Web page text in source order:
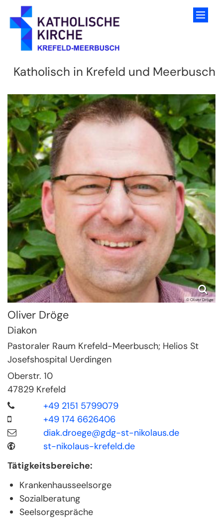
Zum Inhalt springen
Katholisch in Krefeld und Meerbusch
© Oliver Dröge
Oliver Dröge
Diakon
Pastoraler Raum Krefeld-Meerbusch; Helios St
Josefshospital Uerdingen
Oberstr. 10
47829 Krefeld
+49 2151 5799079
+49 174 6626406
diak.droege@gdg-st-nikolaus.de
st-nikolaus-krefeld.de
Tätigkeitsbereiche:
Krankenhausseelsorge
Sozialberatung
Seelsorgespräche